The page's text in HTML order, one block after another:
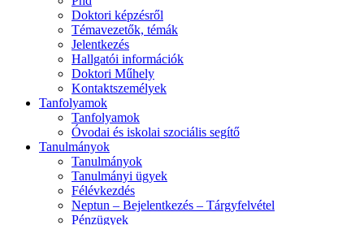
Doktori képzésről
Témavezetők, témák
Jelentkezés
Hallgatói információk
Doktori Műhely
Kontaktszemélyek
Tanfolyamok
Tanfolyamok
Óvodai és iskolai szociális segítő
Tanulmányok
Tanulmányok
Tanulmányi ügyek
Félévkezdés
Neptun – Bejelentkezés – Tárgyfelvétel
Pénzügyek